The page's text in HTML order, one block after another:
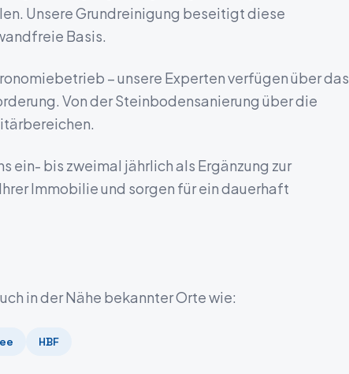
Unsere Grundreinigung beseitigt diese
Basis.
– unsere Experten verfügen über das
Von der Steinbodensanierung über die
ein- bis zweimal jährlich als Ergänzung zur
Immobilie und sorgen für ein dauerhaft
in der Nähe bekannter Orte wie:
HBF